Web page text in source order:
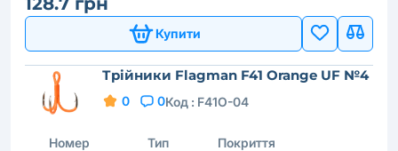
Купити
Трійники Flagman F41 Orange UF №4
0 0Код : F41O-04
Номер Тип Покриття